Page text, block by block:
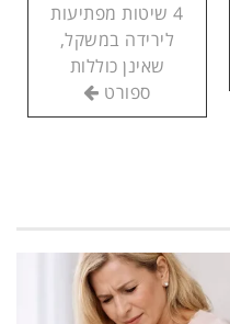
4 שיטות מפתיעות
לירידה במשקל,
שאינן כוללות
ספורט